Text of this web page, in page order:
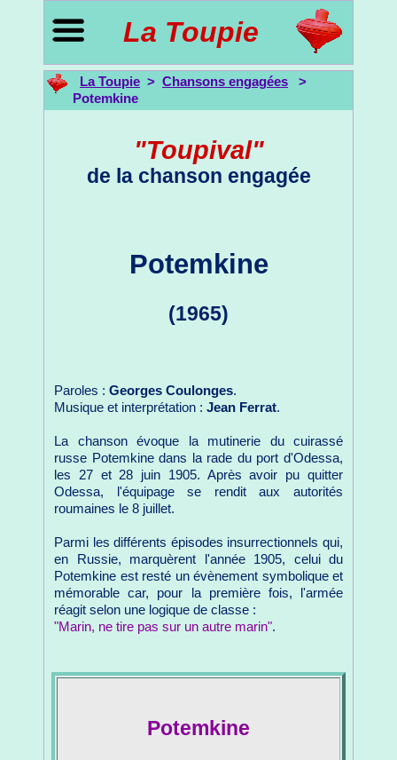
La Toupie
La Toupie > Chansons engagées >
Potemkine
"Toupival"
de la chanson engagée
Potemkine
(1965)
Paroles : Georges Coulonges.
Musique et interprétation : Jean Ferrat.
La chanson évoque la mutinerie du cuirassé
russe Potemkine dans la rade du port d'Odessa,
les 27 et 28 juin 1905. Après avoir pu quitter
Odessa, l'équipage se rendit aux autorités
roumaines le 8 juillet.
Parmi les différents épisodes insurrectionnels qui,
en Russie, marquèrent l'année 1905, celui du
Potemkine est resté un évènement symbolique et
mémorable car, pour la première fois, l'armée
réagit selon une logique de classe :
"Marin, ne tire pas sur un autre marin".
Potemkine